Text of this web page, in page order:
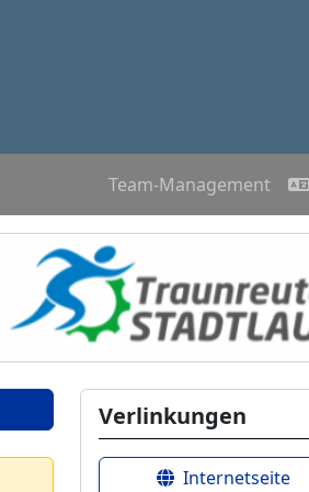
Team-Management
Verlinkungen
Internetseite